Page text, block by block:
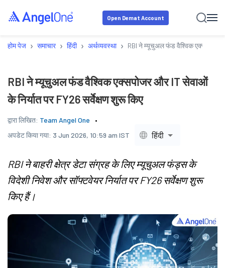
Open Demat Account
होम पेज › समाचार › हिंदी › अर्थव्यवस्था › RBI ने म्यूचुअल फंड वैश्विक एक्सपोजर
RBI ने म्यूचुअल फंड वैश्विक एक्सपोजर और IT सेवाओं
के निर्यात पर FY26 सर्वेक्षण शुरू किए
द्वारा लिखित: Team Angel One
अपडेट किया गया: 3 Jun 2026, 10:59 am IST हिंदी
RBI ने बाहरी क्षेत्र डेटा संग्रह के लिए म्यूचुअल फंड्स के
विदेशी निवेश और सॉफ्टवेयर निर्यात पर FY26 सर्वेक्षण शुरू
किए हैं।